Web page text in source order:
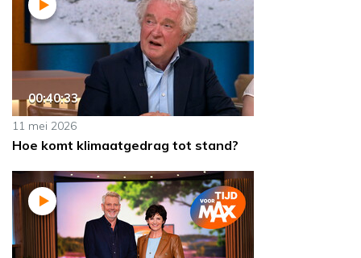
00:40:33
11 mei 2026
Hoe komt klimaatgedrag tot stand?